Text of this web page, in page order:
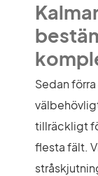
Sedan
tillräckligt
flesta fält.